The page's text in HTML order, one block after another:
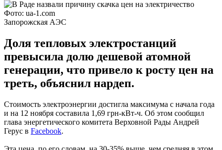
Фото: ua-1.com
Запорожская АЭС
Доля тепловых электростанций
превысила долю дешевой атомной
генерации, что привело к росту цен на
треть, объяснил нардеп.
Стоимость электроэнергии достигла максимума с начала года
и на 12 ноября составила 1,69 грн-кВт-ч. Об этом сообщил
глава энергетического комитета Верховной Рады Андрей
Герус в Facebook.